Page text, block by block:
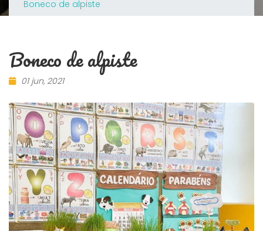
Boneco de alpiste
Boneco de alpiste
01 jun, 2021